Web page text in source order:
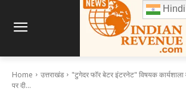
Home उत्तराखंड
"टुगेदर फॉर बेटर इंटरनेट" विषयक कार्यशाला
पर दी...
Hindi